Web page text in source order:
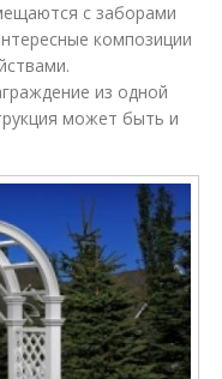
с заборами
композиции
из одной
может быть и